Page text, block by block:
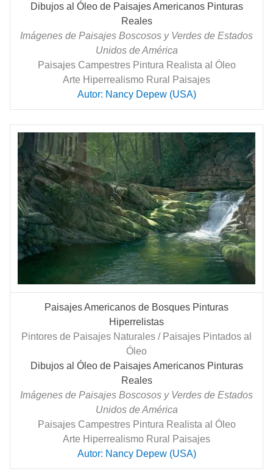
Dibujos al Óleo de Paisajes Americanos Pinturas
Reales
Imágenes de Paisajes Boscosos y Verdes de Estados
Unidos de América
Paisajes Campestres Pintura Realista al Óleo
Arte Hiperrealismo Rural Paisajes
Autor: Nancy Depew (USA)
Paisajes Americanos de Bosques Pinturas
Hiperrelistas
Pintores de Paisajes Naturales / Paisajes Pintados al
Óleo
Dibujos al Óleo de Paisajes Americanos Pinturas
Reales
Imágenes de Paisajes Boscosos y Verdes de Estados
Unidos de América
Paisajes Campestres Pintura Realista al Óleo
Arte Hiperrealismo Rural Paisajes
Autor: Nancy Depew (USA)